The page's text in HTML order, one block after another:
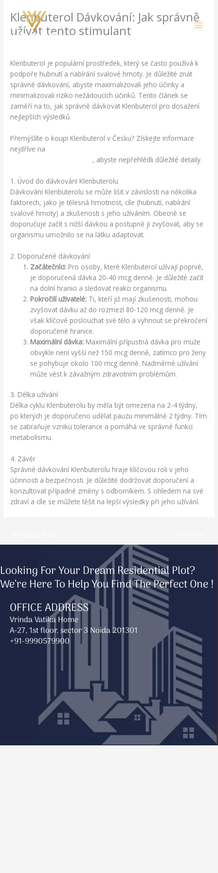
content
Klenbuterol Dávkování: Jak správně
užívat tento stimulant
Klenbuterol je populární prostředek, který se často používá k
podpoře hubnutí a nabírání svalové hmoty. Je důležité znát
správné dávkování, abyste maximalizovali jeho účinky a
minimalizovali riziko nežádoucích účinků. Tento článek se
zaměří na to, jak správně dávkovat Klenbuterol pro dosažení
nejlepších výsledků.
Přemýšlíte o koupi Klenbuterol v Česku? Získejte informace
nejdříve na
, abyste nepřehlédli důležité detaily.
1. Úvod do dávkování Klenbuterolu
Dávkování Klenbuterolu se může lišit v závislosti na několika
faktorech, jako je tělesná hmotnost, cíle (hubnutí, nabírání
svalové hmoty) a zkušenosti s jeho užíváním. Obecně se
doporučuje začít s nižší dávkou a postupně ji zvyšovat, aby se
organismu umožnilo se na látku adaptovat.
2. Doporučené dávkování
Začátečníci: Pro osoby, které Klenbuterol užívají poprvé,
je doporučená dávka 20-40 mcg denně. Je důležité začít
na dolní hranici a sledovat reakci organismu.
Pokročilí uživatelé: Ti, kteří již mají zkušenosti, mohou
zvyšovat dávku až do rozmezí 80-120 mcg denně. Je
však klíčové poslouchat své tělo a vyhnout se překročení
doporučené hranice.
Maximální dávka: Maximální přípustná dávka pro muže
obvykle není vyšší než 150 mcg denně, zatímco pro ženy
se pohybuje okolo 100 mcg denně. Nadměrné užívání
může vést k závažným zdravotním problémům.
3. Délka užívání
Délka cyklu Klenbuterolu by měla být omezena na 2-4 týdny,
po kterých je doporučeno udělat pauzu minimálně 2 týdny. Tím
se zabraňuje vzniku tolerance a pomáhá ve správné funkci
metabolismu.
4. Závěr
Správné dávkování Klenbuterolu hraje klíčovou roli v jeho
účinnosti a bezpečnosti. Je důležité dodržovat doporučení a
konzultovat případné změny s odborníkem. S ohledem na své
zdraví a cíle se můžete těšit na lepší výsledky při jeho užívání.
Looking For Your Dream Residential Plot?
We’re Here To Help You Find The Perfect One !
OFFICE ADDRESS
Vrinda Vatika Home
A-27, 1st floor, sector 3 Noida 201301
+91-9990579900